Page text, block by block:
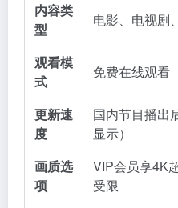
内容类
型
电影、电视剧
观看模
式
免费在线观看
更新速
度
国内节目播出
显示）
画质选
项
VIP会员享4K
受限